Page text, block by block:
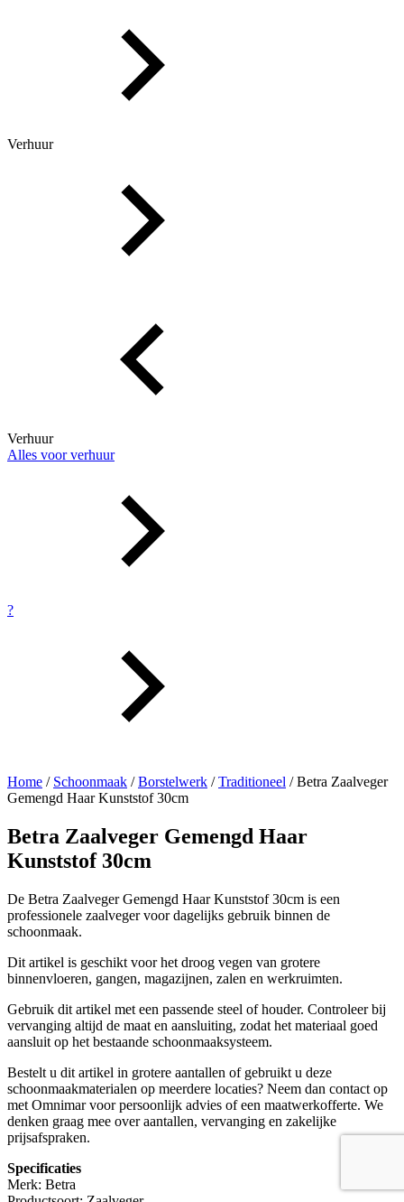
Verhuur
Verhuur
Alles voor verhuur
?
Home / Schoonmaak /Borstelwerk /Traditioneel / Betra Zaalveger
Gemengd Haar Kunststof 30cm
Betra Zaalveger Gemengd Haar
Kunststof 30cm
De Betra Zaalveger Gemengd Haar Kunststof 30cm is een
professionele zaalveger voor dagelijks gebruik binnen de
schoonmaak.
Dit artikel is geschikt voor het droog vegen van grotere
binnenvloeren, gangen, magazijnen, zalen en werkruimten.
Gebruik dit artikel met een passende steel of houder. Controleer bij
vervanging altijd de maat en aansluiting, zodat het materiaal goed
aansluit op het bestaande schoonmaaksysteem.
Bestelt u dit artikel in grotere aantallen of gebruikt u deze
schoonmaakmaterialen op meerdere locaties? Neem dan contact op
met Omnimar voor persoonlijk advies of een maatwerkofferte. We
denken graag mee over aantallen, vervanging en zakelijke
prijsafspraken.
Specificaties
Merk: Betra